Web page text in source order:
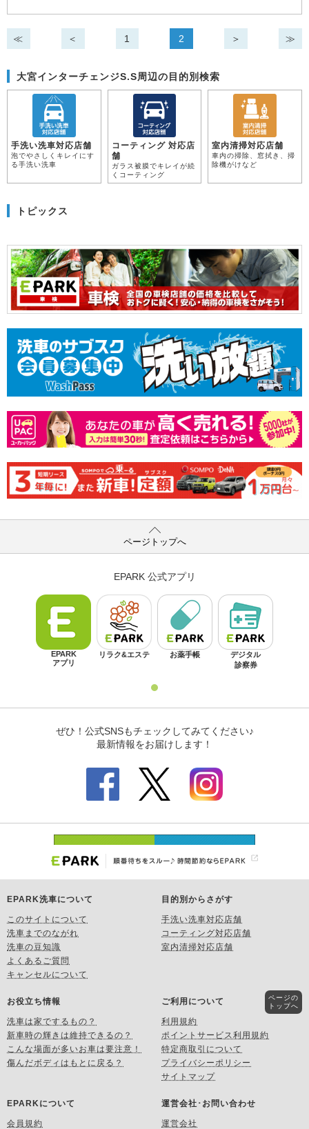
≪ ＜ 1 2 ＞ ≫
大宮インターチェンジS.S周辺の目的別検索
手洗い洗車対応店舗
泡でやさしくキレイにす
る手洗い洗車
コーティング 対応店
舗
ガラス被膜でキレイが続
くコーティング
室内清掃対応店舗
車内の掃除、窓拭き、掃
除機がけなど
トピックス
ページトップへ
EPARK洗車について
このサイトについて
洗車までのながれ
洗車の豆知識
よくあるご質問
キャンセルについて
目的別からさがす
手洗い洗車対応店舗
コーティング対応店舗
室内清掃対応店舗
お役立ち情報
洗車は家でするもの？
新車時の輝きは維持できるの？
こんな場面が多いお車は要注意！
傷んだボディはもとに戻る？
ご利用について
利用規約
ポイントサービス利用規約
特定商取引について
プライバシーポリシー
サイトマップ
EPARKについて
会員規約
運営会社･お問い合わせ
運営会社
ページの
トップへ